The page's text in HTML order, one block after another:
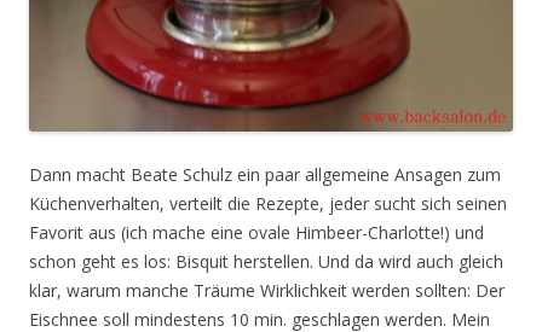
Dann macht Beate Schulz ein paar allgemeine Ansagen zum
Küchenverhalten, verteilt die Rezepte, jeder sucht sich seinen
Favorit aus (ich mache eine ovale Himbeer-Charlotte!) und
schon geht es los: Bisquit herstellen. Und da wird auch gleich
klar, warum manche Träume Wirklichkeit werden sollten: Der
Eischnee soll mindestens 10 min. geschlagen werden. Mein